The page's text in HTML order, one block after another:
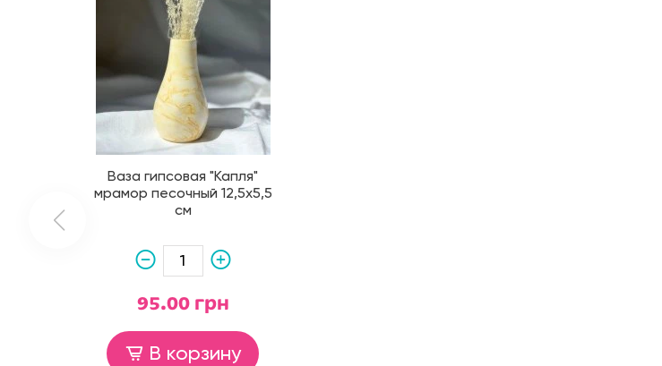
Ваза гипсовая "Капля"
мрамор песочный 12,5х5,5
см
95.00 грн
В корзину